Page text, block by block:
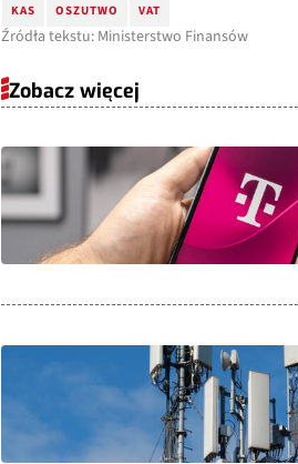
KAS OSZUTWO VAT
Źródła tekstu: Ministerstwo Finansów
Zobacz więcej